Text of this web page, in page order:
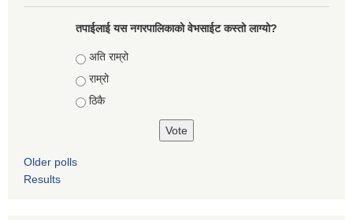
तपाईलाई यस नगरपालिकाको वेभसाईट कस्तो लाग्यो?
Choices
अति राम्रो
राम्रो
ठिकै
Older polls
Results